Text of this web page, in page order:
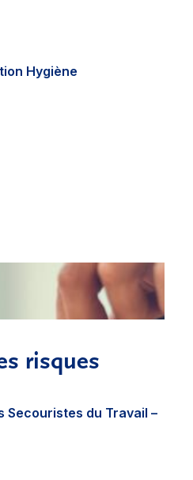
Hygiène
risques
Secouristes du Travail –